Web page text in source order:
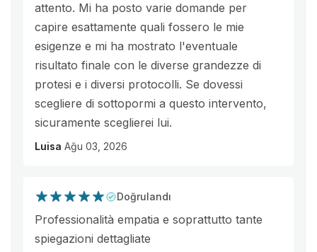
attento. Mi ha posto varie domande per
capire esattamente quali fossero le mie
esigenze e mi ha mostrato l'eventuale
risultato finale con le diverse grandezze di
protesi e i diversi protocolli. Se dovessi
scegliere di sottopormi a questo intervento,
sicuramente sceglierei lui.
Luisa Ağu 03, 2026
Doğrulandı
Professionalità empatia e soprattutto tante
spiegazioni dettagliate